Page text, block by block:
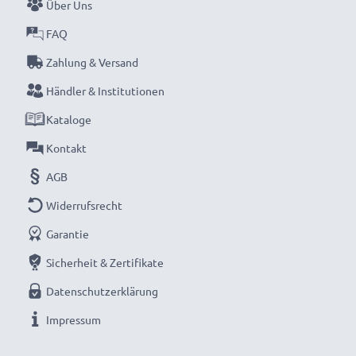
Über Uns
FAQ
Zahlung & Versand
Händler & Institutionen
Kataloge
Kontakt
AGB
Widerrufsrecht
Garantie
Sicherheit & Zertifikate
Datenschutzerklärung
Impressum